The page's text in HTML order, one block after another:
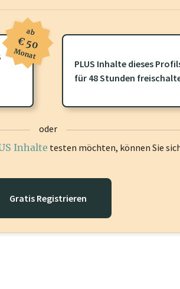
wirtschaft.at PLUS Inhaltedie Sie
Inhalte zu sehen.
ab
€ 50
Monat
PLUS Inhalte dieses
für 48 Stunden
oder
Inhalte testen möchten, können Sie
Gratis Registrieren